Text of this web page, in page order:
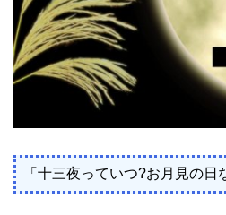
「十三夜っていつ?お月見の日